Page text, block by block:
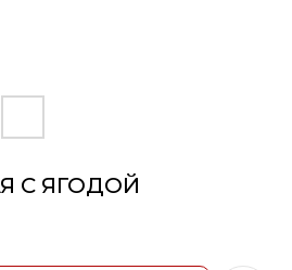
С ЯГОДОЙ